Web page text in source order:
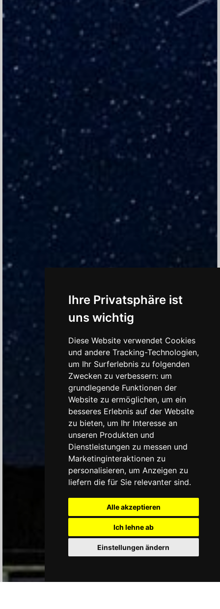
Ihre Privatsphäre ist
uns wichtig
Diese Website verwendet Cookies
und andere Tracking-Technologien,
um Ihr Surferlebnis zu folgenden
Zwecken zu verbessern: um
grundlegende Funktionen der
Website zu ermöglichen, um ein
besseres Erlebnis auf der Website
zu bieten, um Ihr Interesse an
unseren Produkten und
Dienstleistungen zu messen und
Marketinginteraktionen zu
personalisieren, um Anzeigen zu
liefern die für Sie relevanter sind.
Alle akzeptieren
Ich lehne ab
Einstellungen ändern